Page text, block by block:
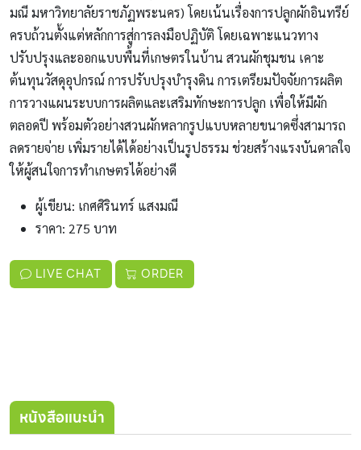
มณี มหาวิทยาลัยราชภัฏพระนคร) โดยเน้นเรื่องการปลูกผักอินทรีย์
ครบถ้วนตั้งแต่หลักการสู่การลงมือปฏิบัติ โดยเฉพาะแนวทาง
ปรับปรุงและออกแบบพื้นที่เกษตรในบ้าน สวนผักชุมชน เคาะ
ต้นทุนวัสดุอุปกรณ์ การปรับปรุงบำรุงดิน การเตรียมปัจจัยการผลิต
การวางแผนระบบการผลิตและเสริมทักษะการปลูก เพื่อให้มีผัก
ตลอดปี พร้อมตัวอย่างสวนผักหลากรูปแบบหลายขนาดซึ่งสามารถ
ลดรายจ่าย เพิ่มรายได้ได้อย่างเป็นรูปธรรม ช่วยสร้างแรงบันดาลใจ
ให้ผู้สนใจการทำเกษตรได้อย่างดี
ผู้เขียน: เกศศิรินทร์ แสงมณี
ราคา: 275 บาท
LIVE CHAT ORDER
หนังสือแนะนำ